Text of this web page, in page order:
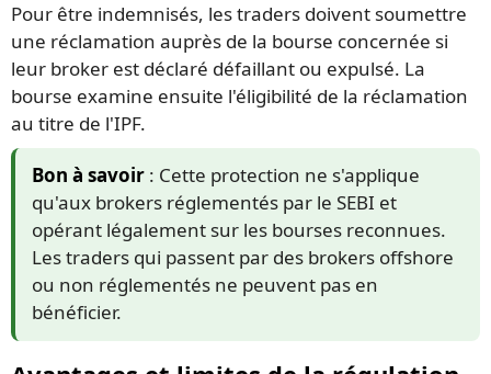
Pour être indemnisés, les traders doivent soumettre
une réclamation auprès de la bourse concernée si
leur broker est déclaré défaillant ou expulsé. La
bourse examine ensuite l'éligibilité de la réclamation
au titre de l'IPF.
Bon à savoir : Cette protection ne s'applique
qu'aux brokers réglementés par le SEBI et
opérant légalement sur les bourses reconnues.
Les traders qui passent par des brokers offshore
ou non réglementés ne peuvent pas en
bénéficier.